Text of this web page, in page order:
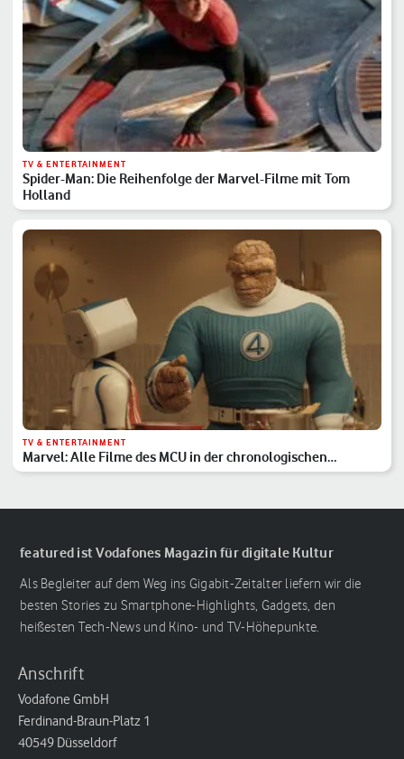
TV & ENTERTAINMENT
Spider-Man: Die Reihenfolge der Marvel-Filme mit Tom
Holland
TV & ENTERTAINMENT
Marvel: Alle Filme des MCU in der chronologischen
Reihenfolge
featured ist Vodafones Magazin für digitale Kultur
Als Begleiter auf dem Weg ins Gigabit-Zeitalter liefern wir die
besten Stories zu Smartphone-Highlights, Gadgets, den
heißesten Tech-News und Kino- und TV-Höhepunkte.
Anschrift
Vodafone GmbH
Ferdinand-Braun-Platz 1
40549 Düsseldorf